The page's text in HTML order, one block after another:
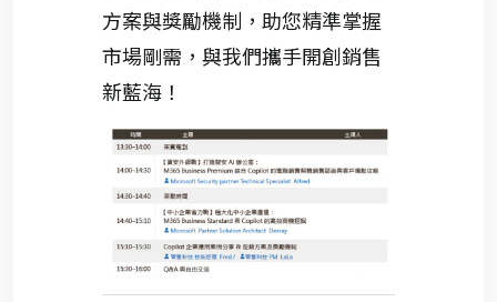
方案與獎勵機制，助您精準掌握
市場剛需，與我們攜手開創銷售
新藍海！